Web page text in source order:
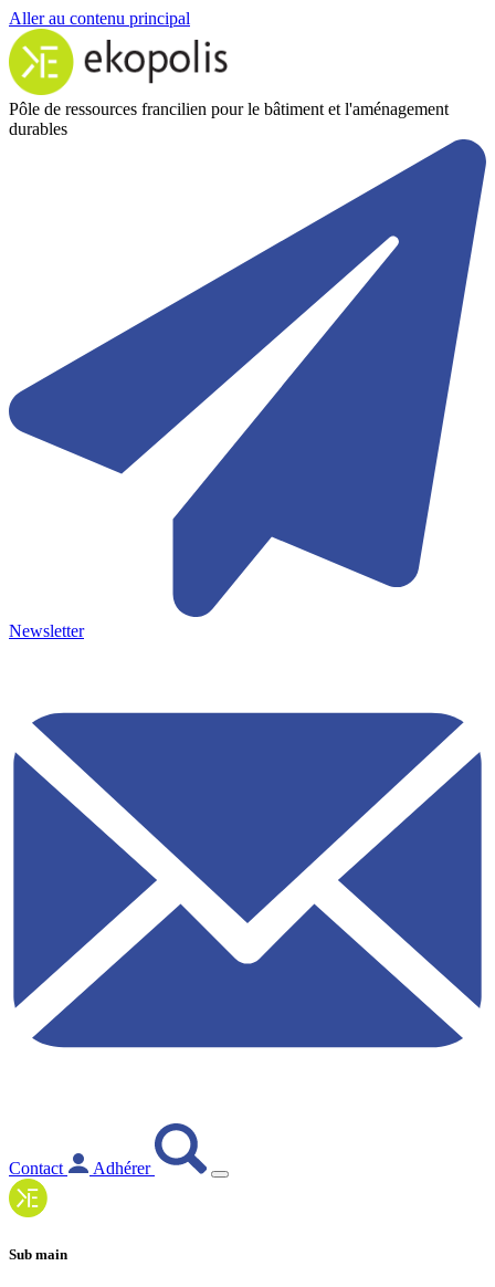
Aller au contenu principal
Pôle de ressources francilien pour le bâtiment et l'aménagement
durables
Newsletter
Contact Adhérer
Sub main